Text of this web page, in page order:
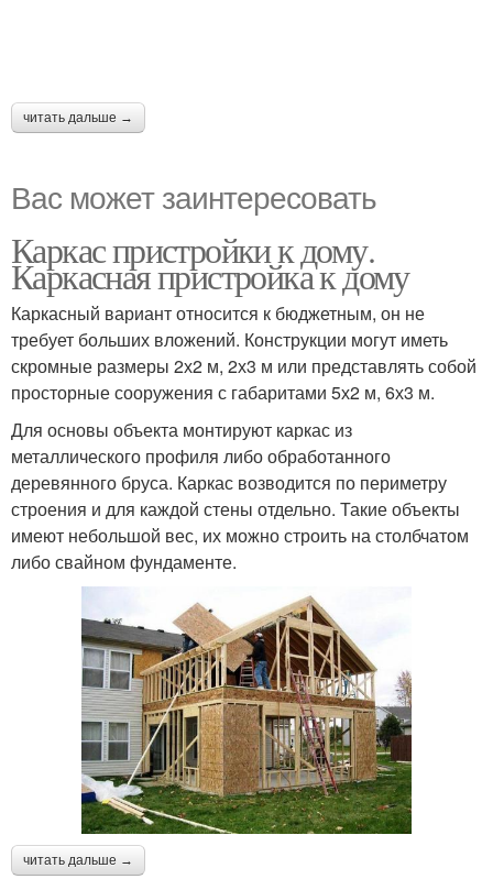
читать дальше →
Вас может заинтересовать
Каркас пристройки к дому.
Каркасная пристройка к дому
Каркасный вариант относится к бюджетным, он не
требует больших вложений. Конструкции могут иметь
скромные размеры 2х2 м, 2х3 м или представлять собой
просторные сооружения с габаритами 5х2 м, 6х3 м.
Для основы объекта монтируют каркас из
металлического профиля либо обработанного
деревянного бруса. Каркас возводится по периметру
строения и для каждой стены отдельно. Такие объекты
имеют небольшой вес, их можно строить на столбчатом
либо свайном фундаменте.
читать дальше →